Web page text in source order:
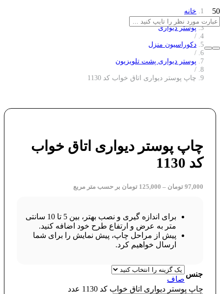
خانه
/
پوستر دیواری
/
دکوراسیون منزل
/
پوستر دیواری پشت تلویزیون
/
چاپ پوستر دیواری اتاق خواب کد 1130
چاپ پوستر دیواری اتاق خواب
کد 1130
97,000 تومان –
125,000 تومان بر حسب متر مربع
برای اندازه گیری و نصب بهتر، بین 5 تا 10 سانتی
متر به عرض و ارتفاع طرح خود اضافه کنید.
پیش از مراحل چاپ، پیش نمایش را برای شما
ارسال خواهیم کرد.
جنس
صاف
چاپ پوستر دیواری اتاق خواب کد 1130 عدد